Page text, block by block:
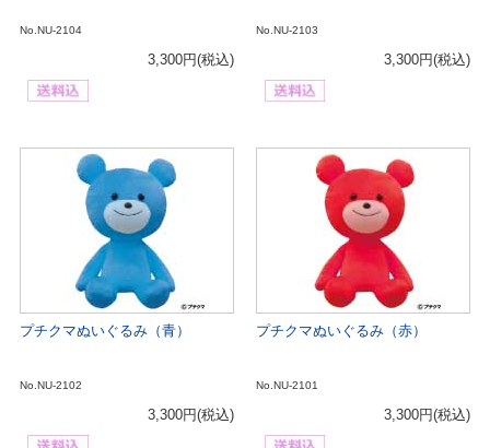
No.NU-2104
3,300円(税込)
No.NU-2103
3,300円(税込)
プチクマぬいぐるみ（青）
No.NU-2102
3,300円(税込)
プチクマぬいぐるみ（赤）
No.NU-2101
3,300円(税込)